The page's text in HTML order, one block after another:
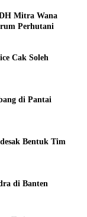
Mitra Wana
Perhutani
Cak Soleh
di Pantai
Bentuk Tim
di Banten